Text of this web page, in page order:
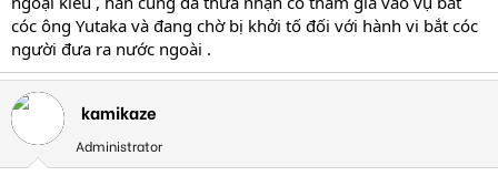
cóc ông Yutaka và đang chờ bị khởi tố đối với hành vi bắt cóc
người đưa ra nước ngoài .
kamikaze
Administrator